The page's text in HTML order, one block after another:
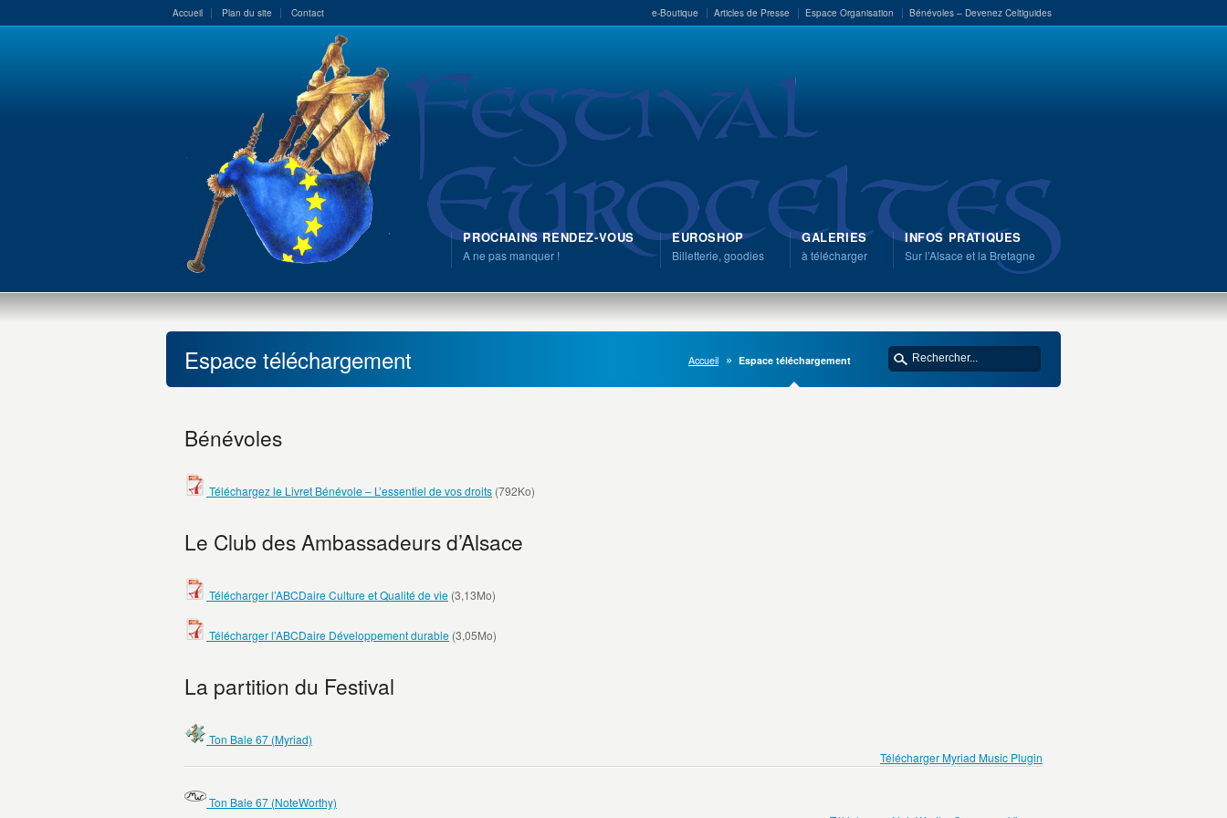
Accueil Plan du site Contact e-Boutique Articles de Presse Espace Organisation Bénévoles – Devenez Celtiguides
PROCHAINS RENDEZ-VOUS
A ne pas manquer !
EUROSHOP
Billetterie, goodies
GALERIES
à télécharger
INFOS PRATIQUES
Sur l’Alsace et la Bretagne
Espace téléchargement Accueil Espace téléchargement
Bénévoles
Téléchargez le Livret Bénévole – L’essentiel de vos droits (792Ko)
Le Club des Ambassadeurs d’Alsace
Télécharger l’ABCDaire Culture et Qualité de vie (3,13Mo)
Télécharger l’ABCDaire Développement durable (3,05Mo)
La partition du Festival
Ton Bale 67 (Myriad)
Télécharger Myriad Music Plugin
Ton Bale 67 (NoteWorthy)